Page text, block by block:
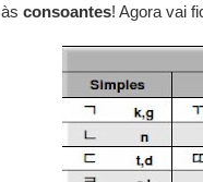
consoantes! Agora vai